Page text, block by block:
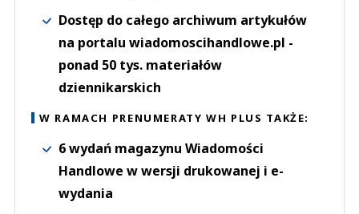
Dostęp do całego archiwum artykułów
na portalu wiadomoscihandlowe.pl -
ponad 50 tys. materiałów
dziennikarskich
W RAMACH PRENUMERATY WH PLUS TAKŻE:
6 wydań magazynu Wiadomości
Handlowe w wersji drukowanej i e-
wydania